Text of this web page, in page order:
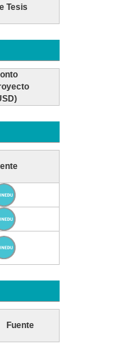
Tesis
Fuente